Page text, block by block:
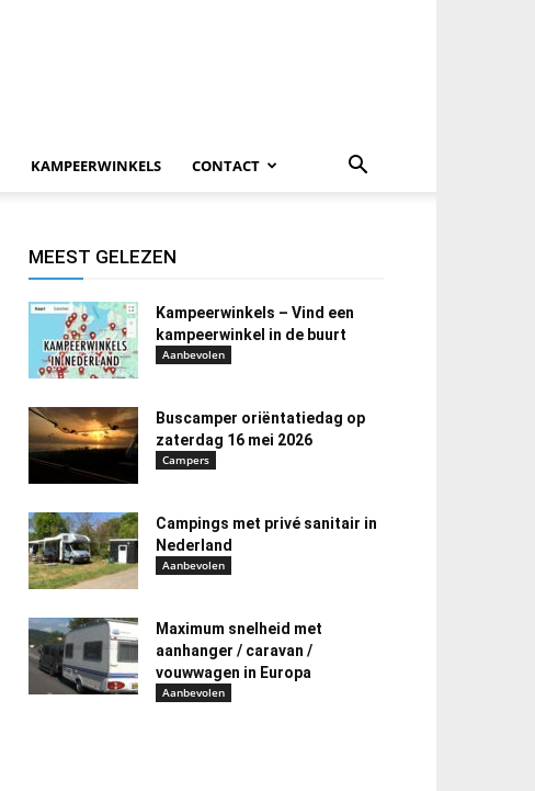
KAMPEERWINKELS CONTACT
MEEST GELEZEN
Kampeerwinkels – Vind een
kampeerwinkel in de buurt
Aanbevolen
Buscamper oriëntatiedag op
zaterdag 16 mei 2026
Campers
Campings met privé sanitair in
Nederland
Aanbevolen
Maximum snelheid met
aanhanger / caravan /
vouwwagen in Europa
Aanbevolen